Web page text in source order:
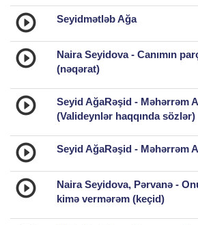
Seyidmətləb Ağa
Naira Seyidova - Canımın
(nəqərat)
Seyid AğaRəşid - Məhərrəm
(Valideynlər haqqında sözlər)
Seyid AğaRəşid - Məhərrəm
Naira Seyidova, Pərvanə -
kimə vermərəm (keçid)